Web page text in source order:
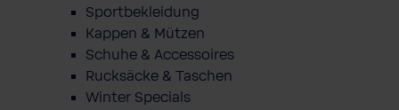
Sportbekleidung
Kappen & Mützen
Schuhe & Accessoires
Rucksäcke & Taschen
Winter Specials